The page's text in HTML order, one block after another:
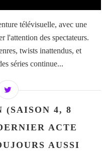
télévisuelle, avec une
l'attention des spectateurs.
twists inattendus, et
séries continue...
(SAISON 4, 8
ACTE
AUSSI